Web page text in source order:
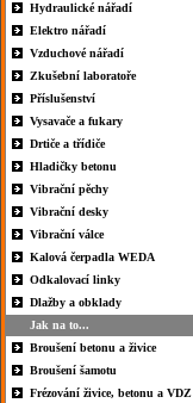
Hydraulické nářadí
Elektro nářadí
Vzduchové nářadí
Zkušební laboratoře
Příslušenství
Vysavače a fukary
Drtiče a třídiče
Hladičky betonu
Vibrační pěchy
Vibrační desky
Vibrační válce
Kalová čerpadla WEDA
Odkalovací linky
Dlažby a obklady
Jak na to...
Broušení betonu a živice
Broušení šamotu
Frézování živice, betonu a VDZ